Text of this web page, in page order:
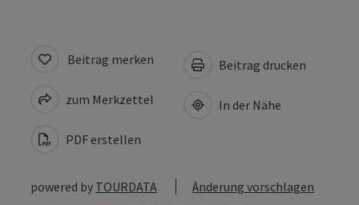
Beitrag merken
zum Merkzettel
PDF erstellen
Beitrag drucken
In der Nähe
powered by TOURDATA Änderung vorschlagen